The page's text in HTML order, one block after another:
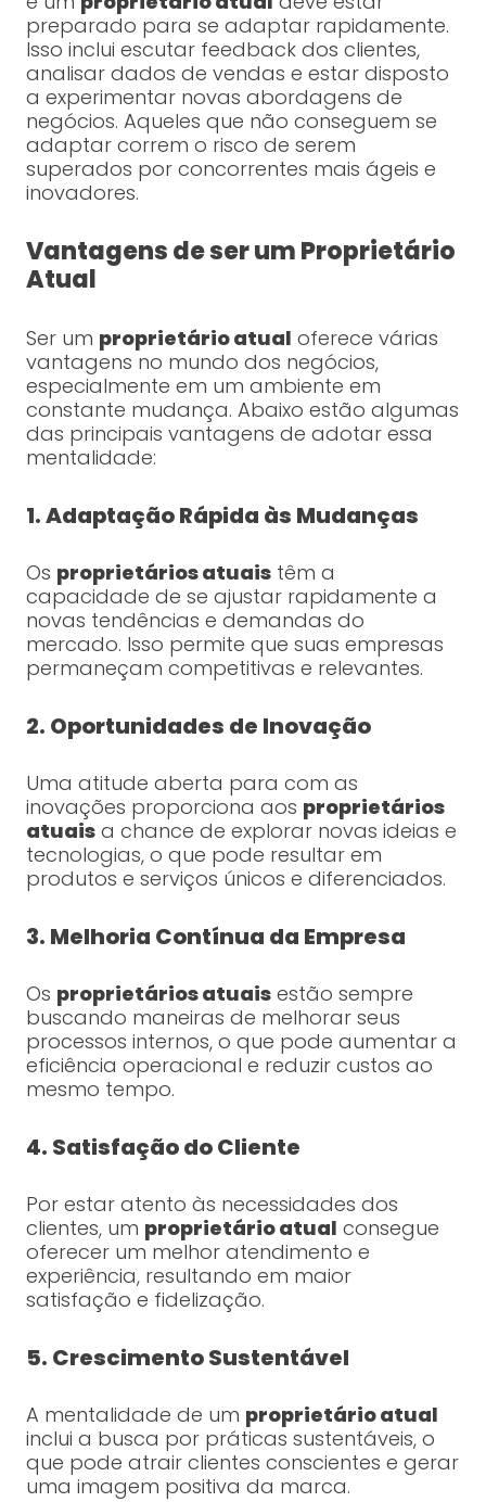
preparado para se adaptar rapidamente.
Isso inclui escutar feedback dos clientes,
analisar dados de vendas e estar disposto
a experimentar novas abordagens de
negócios. Aqueles que não conseguem se
adaptar correm o risco de serem
superados por concorrentes mais ágeis e
inovadores.
Vantagens de ser um Proprietário
Atual
Ser um proprietário atual oferece várias
vantagens no mundo dos negócios,
especialmente em um ambiente em
constante mudança. Abaixo estão algumas
das principais vantagens de adotar essa
mentalidade:
1. Adaptação Rápida às Mudanças
Os proprietários atuaistêm a
capacidade de se ajustar rapidamente a
novas tendências e demandas do
mercado. Isso permite que suas empresas
permaneçam competitivas e relevantes.
2. Oportunidades de Inovação
Uma atitude aberta para com as
inovações proporciona aos proprietários
atuaisa chance de explorar novas ideias e
tecnologias, o que pode resultar em
produtos e serviços únicos e diferenciados.
3. Melhoria Contínua da Empresa
Os proprietários atuaisestão sempre
buscando maneiras de melhorar seus
processos internos, o que pode aumentar a
eficiência operacional e reduzir custos ao
mesmo tempo.
4. Satisfação do Cliente
Por estar atento às necessidades dos
clientes, um proprietário atual consegue
oferecer um melhor atendimento e
experiência, resultando em maior
satisfação e fidelização.
5. Crescimento Sustentável
A mentalidade de um proprietário atual
inclui a busca por práticas sustentáveis, o
que pode atrair clientes conscientes e gerar
uma imagem positiva da marca.